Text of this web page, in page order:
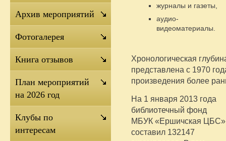
журналы и газеты,
аудио-
видеоматериалы.
Хронологическая
представлена с 1970
произведения более
На 1 января 2013 года
библиотечный фонд
МБУК «Ершичская ЦБС»
составил 132147
Архив мероприятий
Фотогалерея
Книга отзывов
План мероприятий
на 2026 год
Клубы по
интересам